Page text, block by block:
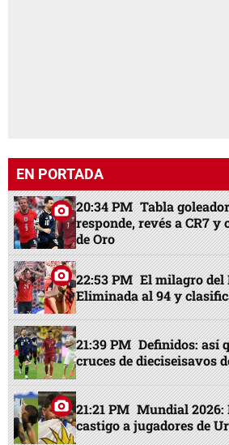
EN PORTADA
20:34 PM Tabla
responde, revés a CR7 y
de Oro
22:53 PM El milagro del
Eliminada al 94 y
21:39 PM Definidos: así
cruces de dieciseisavos
21:21 PM Mundial
castigo a jugadores de